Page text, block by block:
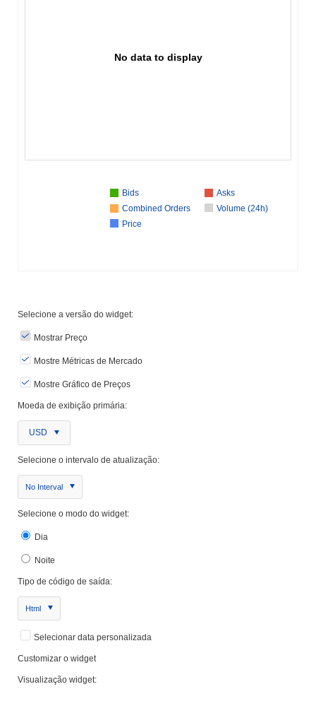
No data to display
Bids
Asks
Combined Orders
Volume (24h)
Price
Selecione a versão do widget:
Mostrar Preço
Mostre Métricas de Mercado
Mostre Gráfico de Preços
Moeda de exibição primária:
USD
Selecione o intervalo de atualização:
No Interval
Selecione o modo do widget:
Dia
Noite
Tipo de código de saída:
Html
Selecionar data personalizada
Customizar o widget
Visualização widget: